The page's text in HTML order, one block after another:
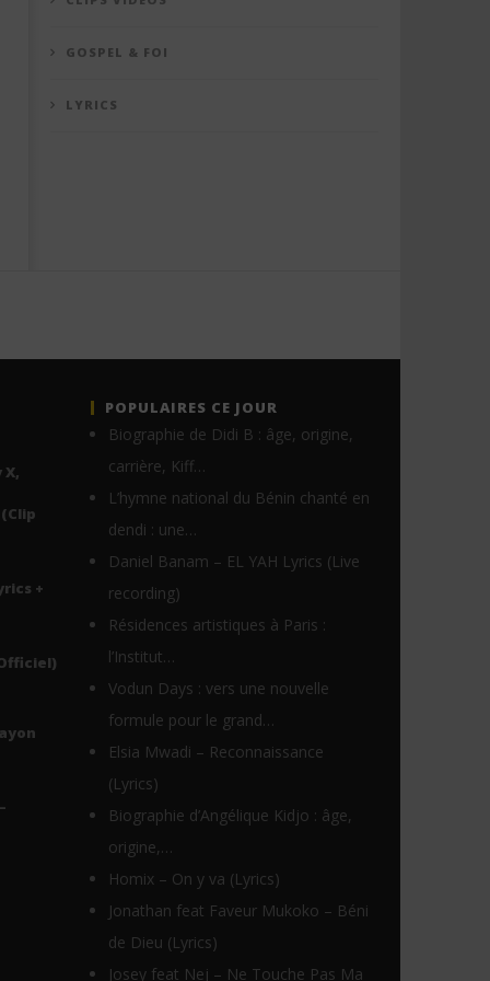
GOSPEL & FOI
LYRICS
+
POPULAIRES CE JOUR
Biographie de Didi B : âge, origine,
carrière, Kiff…
L’hymne national du Bénin chanté en
dendi : une…
Daniel Banam – EL YAH Lyrics (Live
recording)
Résidences artistiques à Paris :
l’Institut…
Vodun Days : vers une nouvelle
formule pour le grand…
Elsia Mwadi – Reconnaissance
(Lyrics)
Biographie d’Angélique Kidjo : âge,
origine,…
Homix – On y va (Lyrics)
Jonathan feat Faveur Mukoko – Béni
de Dieu (Lyrics)
Josey feat Nej – Ne Touche Pas Ma